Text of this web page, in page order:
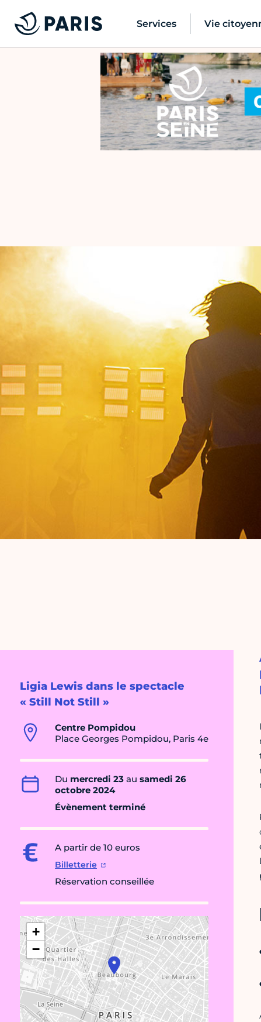
Services Vie
Ligia Lewis dans le spectacle
« Still Not Still »
Centre Pompidou
Place Georges Pompidou, Paris 4e
Du mercredi 23 au samedi 26
octobre 2024
Évènement terminé
A partir de 10 euros
Billetterie
Réservation conseillée
+
−